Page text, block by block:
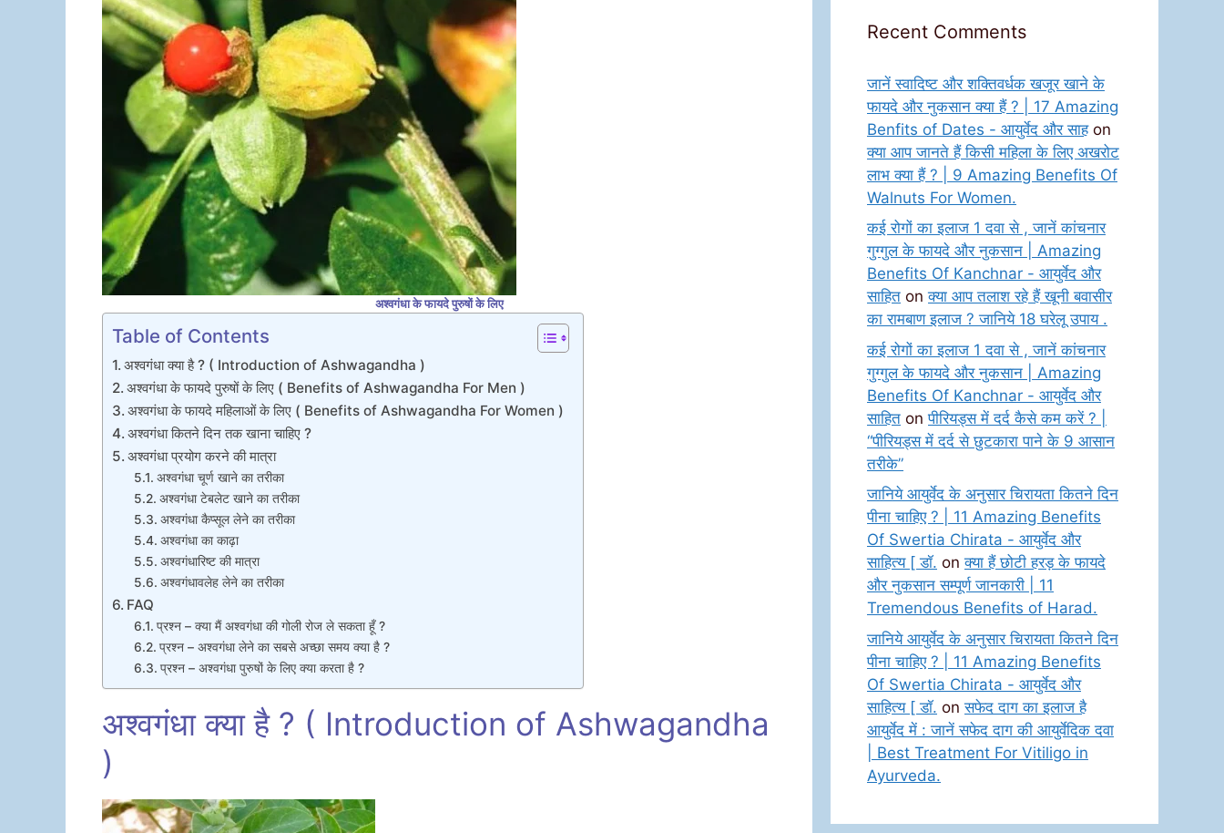
अश्वगंधा के फायदे पुरुषों के लिए
Table of Contents
अश्वगंधा क्या है ? ( Introduction of Ashwagandha )
अश्वगंधा के फायदे पुरुषों के लिए ( Benefits of Ashwagandha For Men )
अश्वगंधा के फायदे महिलाओं के लिए ( Benefits of Ashwagandha For Women )
अश्वगंधा कितने दिन तक खाना चाहिए ?
अश्वगंधा प्रयोग करने की मात्रा
अश्वगंधा चूर्ण खाने का तरीका
अश्वगंधा टेबलेट खाने का तरीका
अश्वगंधा कैप्सूल लेने का तरीका
अश्वगंधा का काढ़ा
अश्वगंधारिष्ट की मात्रा
अश्वगंधावलेह लेने का तरीका
FAQ
प्रश्न – क्या मैं अश्वगंधा की गोली रोज ले सकता हूँ ?
प्रश्न – अश्वगंधा लेने का सबसे अच्छा समय क्या है ?
प्रश्न – अश्वगंधा पुरुषों के लिए क्या करता है ?
अश्वगंधा क्या है ? ( Introduction of Ashwagandha
)
Recent Comments
जानें स्वादिष्ट और शक्तिवर्धक खजूर खाने के
फायदे और नुकसान क्या हैं ? | 17 Amazing
Benfits of Dates - आयुर्वेद और साहon
क्या आप जानते हैं किसी महिला के लिए अखरोट
लाभ क्या हैं ? | 9 Amazing Benefits Of
Walnuts For Women.
कई रोगों का इलाज 1 दवा से , जानें कांचनार
गुग्गुल के फायदे और नुकसान | Amazing
Benefits Of Kanchnar - आयुर्वेद और
साहित onक्या आप तलाश रहे हैं खूनी बवासीर
का रामबाण इलाज ? जानिये 18 घरेलू उपाय .
कई रोगों का इलाज 1 दवा से , जानें कांचनार
गुग्गुल के फायदे और नुकसान | Amazing
Benefits Of Kanchnar - आयुर्वेद और
साहित onपीरियड्स में दर्द कैसे कम करें ? |
“पीरियड्स में दर्द से छुटकारा पाने के 9 आसान
तरीके”
जानिये आयुर्वेद के अनुसार चिरायता कितने दिन
पीना चाहिए ? | 11 Amazing Benefits
Of Swertia Chirata - आयुर्वेद और
साहित्य [ डॉ. onक्या हैं छोटी हरड़ के फायदे
और नुकसान सम्पूर्ण जानकारी | 11
Tremendous Benefits of Harad.
जानिये आयुर्वेद के अनुसार चिरायता कितने दिन
पीना चाहिए ? | 11 Amazing Benefits
Of Swertia Chirata - आयुर्वेद और
साहित्य [ डॉ. onसफेद दाग का इलाज है
आयुर्वेद में : जानें सफेद दाग की आयुर्वेदिक दवा
| Best Treatment For Vitiligo in
Ayurveda.